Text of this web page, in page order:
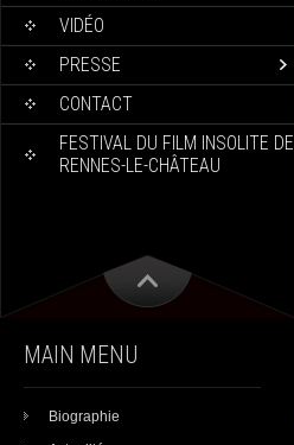
VIDÉO
PRESSE
CONTACT
FESTIVAL DU FILM INSOLITE DE
RENNES-LE-CHÂTEAU
MAIN MENU
Biographie